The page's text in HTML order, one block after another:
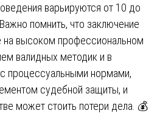
варьируются от 10 до
помнить, что заключение
на высоком профессиональном
валидных методик и в
процессуальными нормами,
судебной защиты, и
может стоить потери дела. 💰